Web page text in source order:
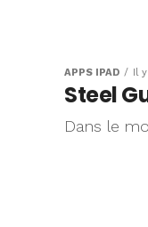
APPS IPAD Il
Steel
Dans le